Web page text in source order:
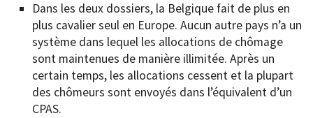
Dans les deux dossiers, la Belgique fait de plus en
plus cavalier seul en Europe. Aucun autre pays n’a un
système dans lequel les allocations de chômage
sont maintenues de manière illimitée. Après un
certain temps, les allocations cessent et la plupart
des chômeurs sont envoyés dans l’équivalent d’un
CPAS.